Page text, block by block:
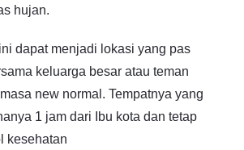
hujan.
dapat menjadi lokasi yang pas
keluarga besar atau teman
new normal. Tempatnya yang
1 jam dari Ibu kota dan tetap
kesehatan